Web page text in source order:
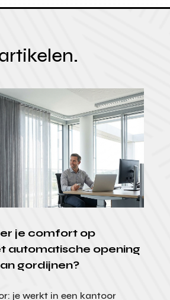
je comfort op
automatische opening
gordijnen?
je werkt in een kantoor